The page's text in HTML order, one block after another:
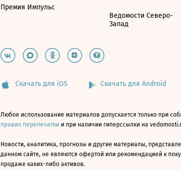
Премия Импульс
Ведомости Северо-
Запад
Скачать для iOS Скачать для Android
Любое использование материалов допускается только при
правил перепечатки и при наличии гиперссылки на
Новости, аналитика, прогнозы и другие материалы,
данном сайте, не являются офертой или рекомендацией к
продаже каких-либо активов.